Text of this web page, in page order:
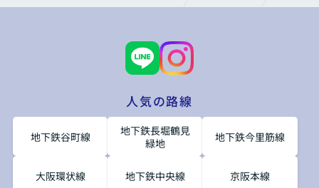
人気の路線
地下鉄谷町線
地下鉄長堀鶴見
緑地
地下鉄今里筋線
大阪環状線 地下鉄中央線 京阪本線